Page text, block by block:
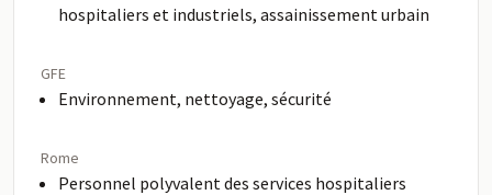
hospitaliers et industriels, assainissement urbain
GFE
Environnement, nettoyage, sécurité
Rome
Personnel polyvalent des services hospitaliers